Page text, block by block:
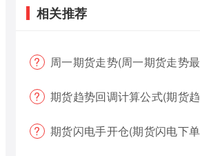
相关推荐
周一期货走势(周一期货走势
期货趋势回调计算公式(期货趋势回
期货闪电手开仓(期货闪电下